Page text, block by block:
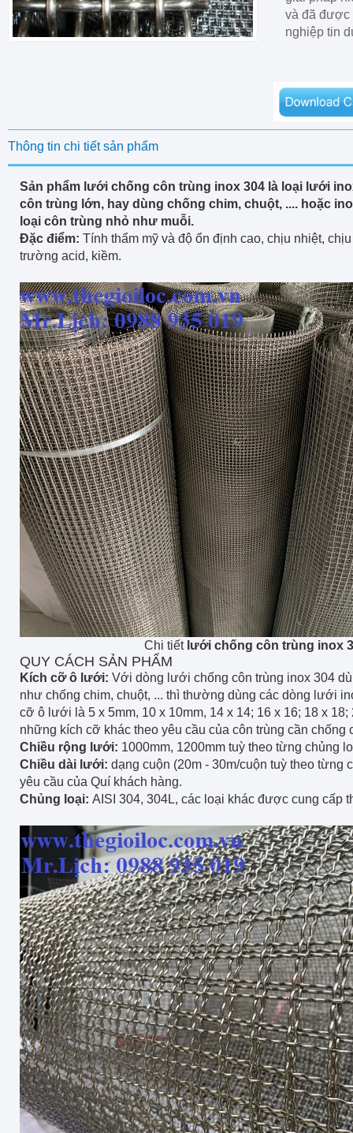
và đã được
nghiệp tin
Thông tin chi tiết sản phẩm
Sản phẩm lưới chống côn trùng inox 304 là loại lưới
côn trùng lớn, hay dùng chống chim, chuột, .... hoặc
loại côn trùng nhỏ như muỗi.
Đặc điểm: Tính thẩm mỹ và độ ổn định cao, chịu nhiệt,
trường acid, kiềm.
Chi tiết lưới chống côn trùng inox
QUY CÁCH SẢN PHẨM
Kích cỡ ô lưới: Với dòng lưới chống côn trùng inox 304
như chống chim, chuột, ... thì thường dùng các dòng lưới
cỡ ô lưới là 5 x 5mm, 10 x 10mm, 14 x 14; 16 x 16; 18 x
những kích cỡ khác theo yêu cầu của côn trùng cần chống
Chiều rộng lưới: 1000mm, 1200mm tuỳ theo từng chủng
Chiều dài lưới: dạng cuộn (20m - 30m/cuộn tuỳ theo từng
yêu cầu của Quí khách hàng.
Chủng loại: AISI 304, 304L, các loại khác được cung cấp